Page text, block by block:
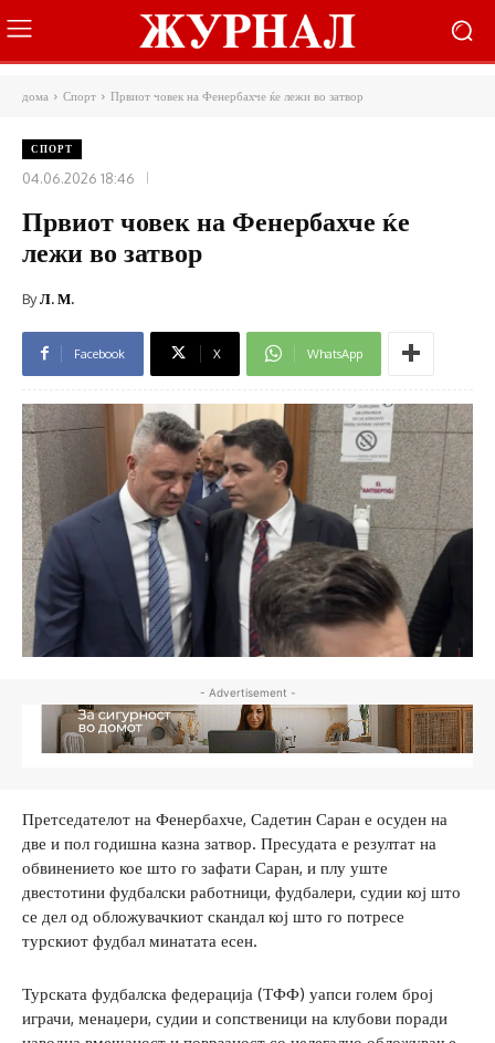
дома Спорт Првиот човек на Фенербахче ќе лежи во затвор
СПОРТ
04.06.2026 18:46
Првиот човек на Фенербахче ќе
лежи во затвор
ByЛ. М.
Facebook X WhatsApp
- Advertisement -
Претседателот на Фенербахче, Садетин Саран е осуден на
две и пол годишна казна затвор. Пресудата е резултат на
обвинението кое што го зафати Саран, и плу уште
двестотини фудбалски работници, фудбалери, судии кој што
се дел од обложувачкиот скандал кој што го потресе
турскиот фудбал минатата есен.
Турската фудбалска федерација (ТФФ) уапси голем број
играчи, менаџери, судии и сопственици на клубови поради